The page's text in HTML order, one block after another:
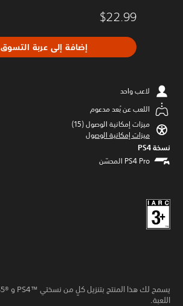
$22.99
إضافة إلى عربة التسوق
لاعب واحد
اللعب عن بُعد مدعوم
ميزات إمكانية الوصول (15)‏
ميزات إمكانية الوصول
نسخة PS4‏
اللعبة.